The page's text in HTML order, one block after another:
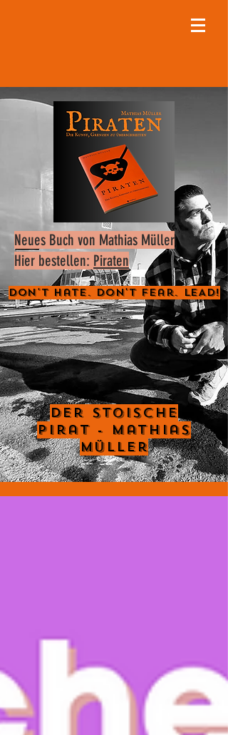
Neues Buch von Mathias Müller
Hier bestellen: Piraten
Don't Hate. Don't Fear. LEAD!
Der Stoische
Pirat - Mathias
Müller